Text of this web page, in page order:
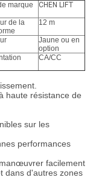
marque CHEN LIFT
de la
12 m
Jaune ou en
option
CA/CC
haute résistance de
sur les
performances
facilement
dans d'autres zones